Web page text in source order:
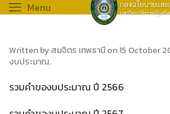
Menu
Written by สมจิตร เทพธานี on15 October
งบประมาณ.
รวมคำของบประมาณ ปี 2566